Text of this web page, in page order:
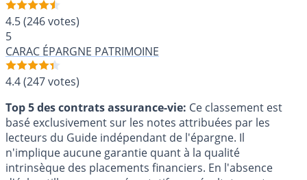
4.5(246 votes)
5
CARAC ÉPARGNE PATRIMOINE
4.4(247 votes)
Top 5 des contrats assurance-vie: Ce classement est
basé exclusivement sur les notes attribuées par les
lecteurs du Guide indépendant de l'épargne. Il
n'implique aucune garantie quant à la qualité
intrinsèque des placements financiers. En l'absence